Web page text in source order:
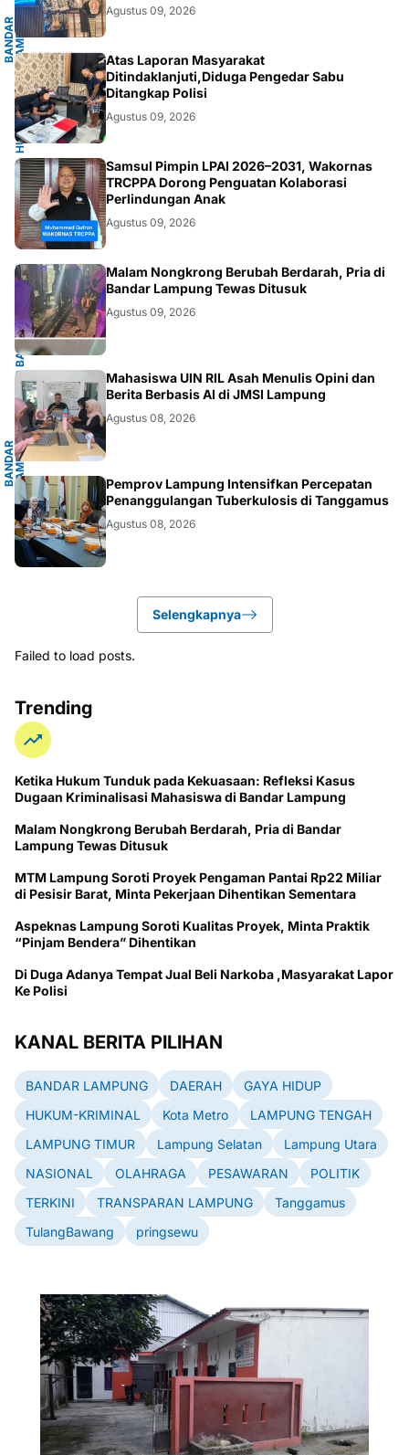
B
A
N
D
A
R
L
A
M
P
U
N
G
.
L
A
M
P
U
N
Agustus 09, 2026
HUKUM/KRIMINAL
Atas Laporan Masyarakat
Ditindaklanjuti,Diduga Pengedar Sabu
Ditangkap Polisi
Agustus 09, 2026
JAKARTA
Samsul Pimpin LPAI 2026–2031, Wakornas
TRCPPA Dorong Penguatan Kolaborasi
Perlindungan Anak
Agustus 09, 2026
BANDARLAMPUNG
Malam Nongkrong Berubah Berdarah, Pria di
Bandar Lampung Tewas Ditusuk
Agustus 09, 2026
B
A
N
D
A
R
L
A
M
P
U
N
G
.
L
A
M
P
U
NG
Mahasiswa UIN RIL Asah Menulis Opini dan
Berita Berbasis AI di JMSI Lampung
Agustus 08, 2026
.LAMPUNG
Pemprov Lampung Intensifkan Percepatan
Penanggulangan Tuberkulosis di Tanggamus
Agustus 08, 2026
Selengkapnya
Failed to load posts.
Trending
Ketika Hukum Tunduk pada Kekuasaan: Refleksi Kasus
Dugaan Kriminalisasi Mahasiswa di Bandar Lampung
Malam Nongkrong Berubah Berdarah, Pria di Bandar
Lampung Tewas Ditusuk
MTM Lampung Soroti Proyek Pengaman Pantai Rp22 Miliar
di Pesisir Barat, Minta Pekerjaan Dihentikan Sementara
Aspeknas Lampung Soroti Kualitas Proyek, Minta Praktik
“Pinjam Bendera” Dihentikan
Di Duga Adanya Tempat Jual Beli Narkoba ,Masyarakat Lapor
Ke Polisi
KANAL BERITA PILIHAN
BANDAR LAMPUNG DAERAH
GAYA HIDUP
HUKUM-KRIMINAL
Kota Metro
LAMPUNG TENGAH
LAMPUNG TIMUR
Lampung Selatan
Lampung Utara
NASIONAL
OLAHRAGA PESAWARAN
POLITIK
TERKINI
TRANSPARAN LAMPUNG
Tanggamus
TulangBawang
pringsewu